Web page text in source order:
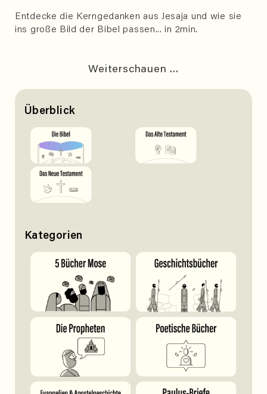
Entdecke die Kerngedanken aus Jesaja und wie sie
ins große Bild der Bibel passen... in 2min.
Weiterschauen ...
Überblick
Kategorien